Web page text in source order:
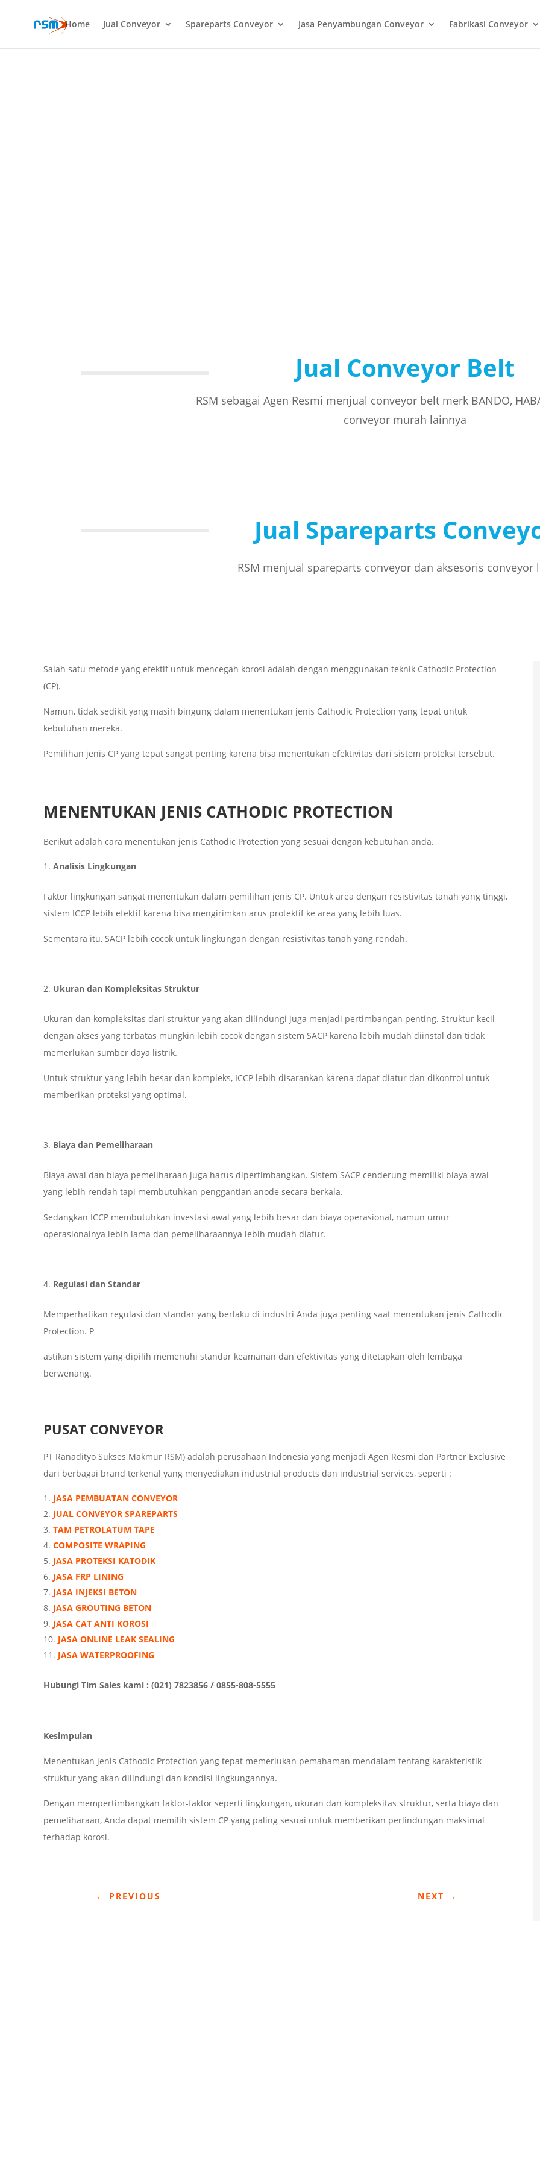
Home Jual Conveyor Spareparts Conveyor Jasa Penyambungan Conveyor Fabrikasi Conveyor
Jual Conveyor Belt
RSM sebagai Agen Resmi menjual conveyor belt merk BANDO,
conveyor murah lainnya
Jual Spareparts
RSM menjual spareparts conveyor dan aksesoris conveyor
Salah satu metode yang efektif untuk mencegah korosi adalah dengan menggunakan teknik Cathodic Protection
(CP).
Namun, tidak sedikit yang masih bingung dalam menentukan jenis Cathodic Protection yang tepat untuk
kebutuhan mereka.
Pemilihan jenis CP yang tepat sangat penting karena bisa menentukan efektivitas dari sistem proteksi tersebut.
MENENTUKAN JENIS CATHODIC PROTECTION
Berikut adalah cara menentukan jenis Cathodic Protection yang sesuai dengan kebutuhan anda.
Analisis Lingkungan
Faktor lingkungan sangat menentukan dalam pemilihan jenis CP. Untuk area dengan resistivitas tanah yang tinggi,
sistem ICCP lebih efektif karena bisa mengirimkan arus protektif ke area yang lebih luas.
Sementara itu, SACP lebih cocok untuk lingkungan dengan resistivitas tanah yang rendah.
Ukuran dan Kompleksitas Struktur
Ukuran dan kompleksitas dari struktur yang akan dilindungi juga menjadi pertimbangan penting. Struktur kecil
dengan akses yang terbatas mungkin lebih cocok dengan sistem SACP karena lebih mudah diinstal dan tidak
memerlukan sumber daya listrik.
Untuk struktur yang lebih besar dan kompleks, ICCP lebih disarankan karena dapat diatur dan dikontrol untuk
memberikan proteksi yang optimal.
Biaya dan Pemeliharaan
Biaya awal dan biaya pemeliharaan juga harus dipertimbangkan. Sistem SACP cenderung memiliki biaya awal
yang lebih rendah tapi membutuhkan penggantian anode secara berkala.
Sedangkan ICCP membutuhkan investasi awal yang lebih besar dan biaya operasional, namun umur
operasionalnya lebih lama dan pemeliharaannya lebih mudah diatur.
Regulasi dan Standar
Memperhatikan regulasi dan standar yang berlaku di industri Anda juga penting saat menentukan jenis Cathodic
Protection. P
astikan sistem yang dipilih memenuhi standar keamanan dan efektivitas yang ditetapkan oleh lembaga
berwenang.
PUSAT CONVEYOR
PT Ranadityo Sukses Makmur RSM) adalah perusahaan Indonesia yang menjadi Agen Resmi dan Partner Exclusive
dari berbagai brand terkenal yang menyediakan industrial products dan industrial services, seperti :
JASA PEMBUATAN CONVEYOR
JUAL CONVEYOR SPAREPARTS
TAM PETROLATUM TAPE
COMPOSITE WRAPING
JASA PROTEKSI KATODIK
JASA FRP LINING
JASA INJEKSI BETON
JASA GROUTING BETON
JASA CAT ANTI KOROSI
JASA ONLINE LEAK SEALING
JASA WATERPROOFING
Hubungi Tim Sales kami : (021) 7823856 / 0855-808-5555
Kesimpulan
Menentukan jenis Cathodic Protection yang tepat memerlukan pemahaman mendalam tentang karakteristik
struktur yang akan dilindungi dan kondisi lingkungannya.
Dengan mempertimbangkan faktor-faktor seperti lingkungan, ukuran dan kompleksitas struktur, serta biaya dan
pemeliharaan, Anda dapat memilih sistem CP yang paling sesuai untuk memberikan perlindungan maksimal
terhadap korosi.
← PREVIOUS NEXT →